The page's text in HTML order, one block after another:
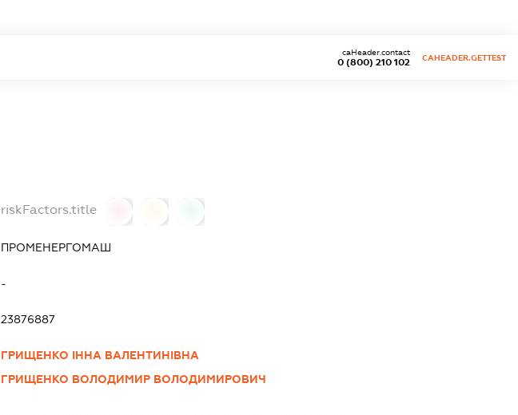
0 (800) 210 102
caHeader.contact
CAHEADER.GETTEST
riskFactors.title
ПРОМЕНЕРГОМАШ
-
23876887
ГРИЩЕНКО ІННА ВАЛЕНТИНІВНА
ГРИЩЕНКО ВОЛОДИМИР ВОЛОДИМИРОВИЧ